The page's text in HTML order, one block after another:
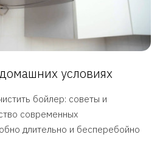
условиях
бойлер: советы и
современных
длительно и бесперебойно